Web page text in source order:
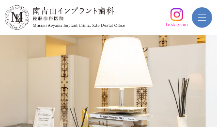
Instagram